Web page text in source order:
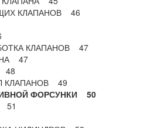
КЛАПАНОВ 46
КЛАПАНОВ 47
47
48
КЛАПАНОВ 49
ФОРСУНКИ 50
51